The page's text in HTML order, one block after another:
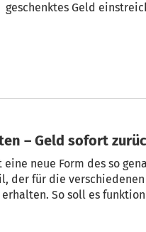
geschenktes Geld
– Geld sofort
neue Form des so
der für die
So soll es